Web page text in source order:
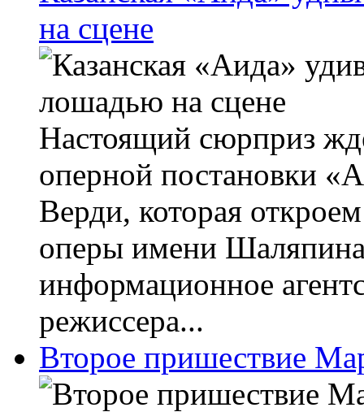
на сцене
Настоящий сюрприз
оперной постановки
Верди, которая
оперы имени Шаляпина
информационное
режиссера...
Второе пришествие